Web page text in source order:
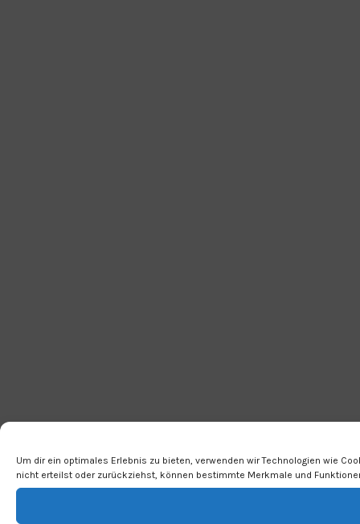
Um dir ein optimales Erlebnis zu bieten, verwenden wir Technologien wie
nicht erteilst oder zurückziehst, können bestimmte Merkmale und